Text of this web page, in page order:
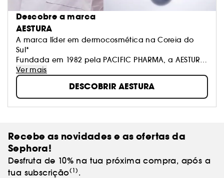
Descobre a marca
AESTURA
A marca líder em dermocosmética na Coreia do
Sul*
Fundada em 1982 pela PACIFIC PHARMA, a AESTURA
é especializada em soluções de cuidados de peles
sensíveis, desenvolvidas com base em investigação
científica comprovada e em estreita colaboração
com dermatologistas.
*Estudo da Kantar realizado entre fevereiro e março
Ver mais
DESCOBRIR AESTURA
Recebe as novidades e as ofertas da
Sephora!
Desfruta de 10% na tua próxima compra, após a
tua subscrição(1) .